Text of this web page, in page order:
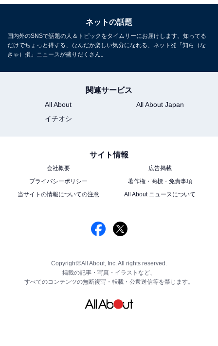
ネットの話題
国内外のSNSで話題の人＆トピックをタイムリーにお届けします。知ってる
だけでちょっと得する、なんだか楽しい気分になれる、ネット発「知ら（な
きゃ）損」ニュースが盛りだくさん。
関連サービス
All About
All About Japan
イチオシ
サイト情報
会社概要
広告掲載
プライバシーポリシー
著作権・商標・免責事項
当サイトの情報についての注意
All About ニュースについて
Copyright©All About, Inc. All rights reserved.
掲載の記事・写真・イラストなど、
すべてのコンテンツの無断複写・転載・公衆送信等を禁じます。